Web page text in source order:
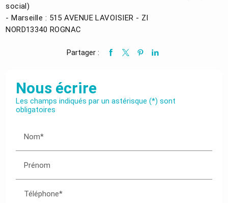
social)
- Marseille : 515 AVENUE LAVOISIER - ZI
NORD13340 ROGNAC
Partager :
Nous écrire
Les champs indiqués par un astérisque (*) sont
obligatoires
Nom*
Prénom
Téléphone*